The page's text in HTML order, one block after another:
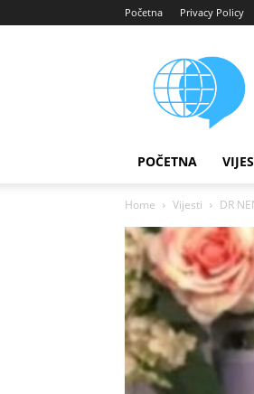
Početna Privacy Policy
POČETNA
Home Vijesti DR